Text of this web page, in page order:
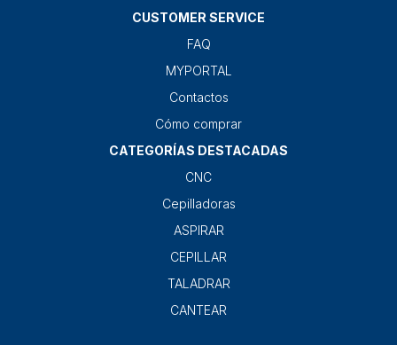
CUSTOMER SERVICE
FAQ
MYPORTAL
Contactos
Cómo comprar
CATEGORÍAS DESTACADAS
CNC
Cepilladoras
ASPIRAR
CEPILLAR
TALADRAR
CANTEAR